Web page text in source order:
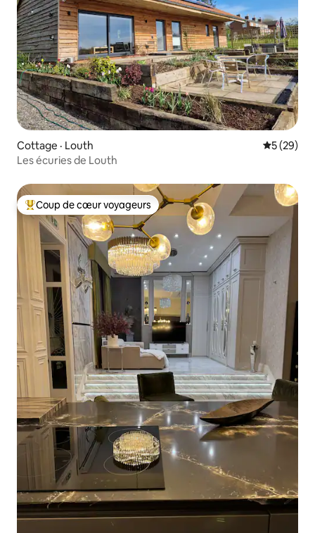
Cottage · Louth Note
5 (29)
Les écuries de Louth
Coup de cœur voyageurs parmi les plus aimés
Coup de cœur voyageurs